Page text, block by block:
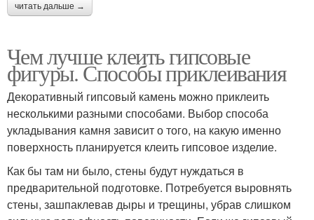
читать дальше →
Чем лучше клеить гипсовые
фигуры. Способы приклеивания
Декоративный гипсовый камень можно приклеить
несколькими разными способами. Выбор способа
укладывания камня зависит о того, на какую именно
поверхность планируется клеить гипсовое изделие.
Как бы там ни было, стены будут нуждаться в
предварительной подготовке. Потребуется выровнять
стены, зашпаклевав дыры и трещины, убрав слишком